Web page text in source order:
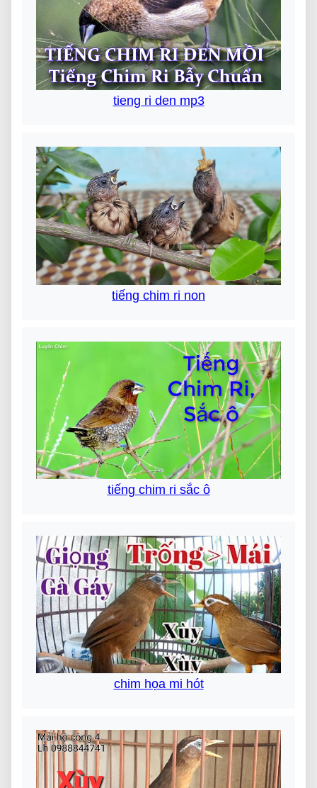
tieng ri den mp3
tiếng chim ri non
tiếng chim ri sắc ô
chim họa mi hót